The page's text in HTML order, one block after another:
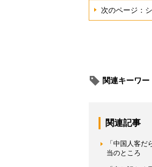
次のページ：
関連キーワー
関連記事
「中国人客
当のところ